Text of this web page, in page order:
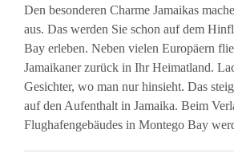
Den besonderen Charme Jamaikas
aus. Das werden Sie schon auf dem
Bay erleben. Neben vielen Europäern
Jamaikaner zurück in Ihr Heimatland.
Gesichter, wo man nur hinsieht. Das
auf den Aufenthalt in Jamaika. Beim
Flughafengebäudes in Montego Bay